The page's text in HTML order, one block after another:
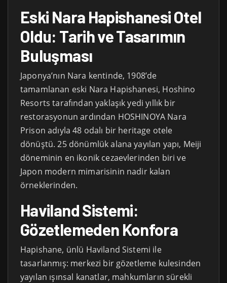
Eski Nara Hapishanesi Otel
Oldu: Tarih ve Tasarımın
Buluşması
Japonya’nın Nara kentinde, 1908’de
tamamlanan eski Nara Hapishanesi, Hoshino
Resorts tarafından yaklaşık yedi yıllık bir
restorasyonun ardından HOSHINOYA Nara
Prison adıyla 48 odalı bir heritage otele
dönüştü. 25 dönümlük alana yayılan yapı, Meiji
döneminin en ikonik cezaevlerinden biri ve
Japon modern mimarisinin nadir kalan
örneklerinden.
Haviland Sistemi:
Gözetlemeden Konfora
Hapishane, ünlü Haviland Sistemi ile
tasarlanmış: merkezi bir gözetleme kulesinden
yayılan ışınsal kanatlar, mahkumların sürekli